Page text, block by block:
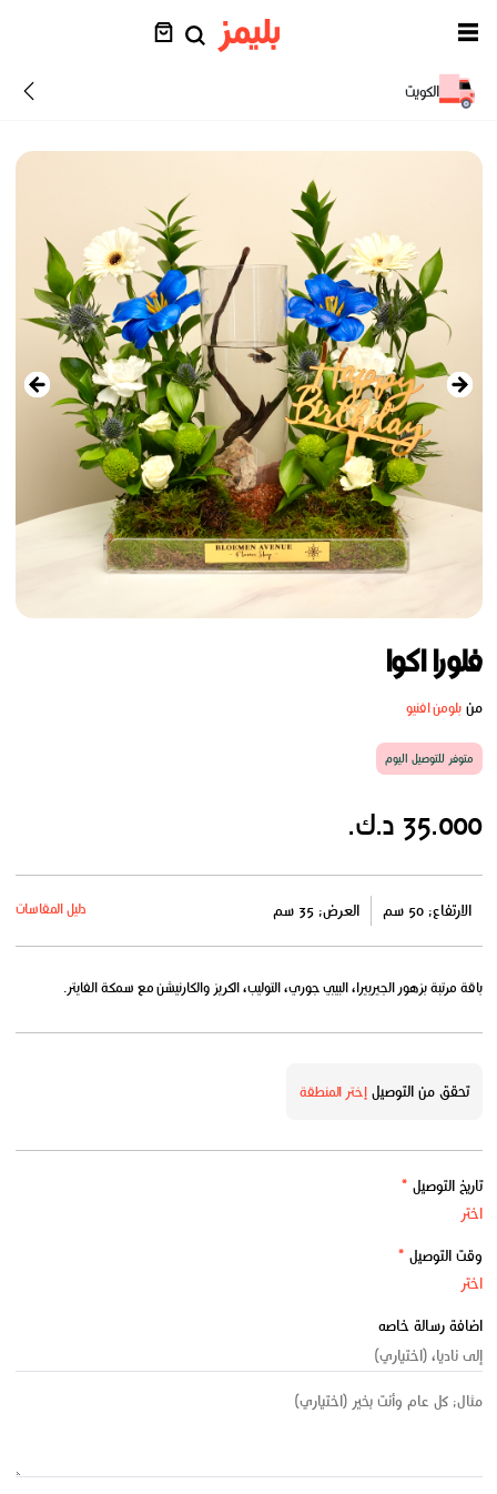
الكويت
فلورا اكوا
منبلومن افنيو
متوفر للتوصيل اليوم
35.000 د.ك.
الارتفاع: 50 سم العرض: 35 سم دليل المقاسات
باقة مرتبة بزهور الجيربيرا، البيبي جوري، التوليب، الكريز والكارنيشن مع سمكة الفايتر.
تحقق من التوصيلإختر المنطقة
تاريخ التوصيل *
وقت التوصيل *
اضافة رسالة خاصه